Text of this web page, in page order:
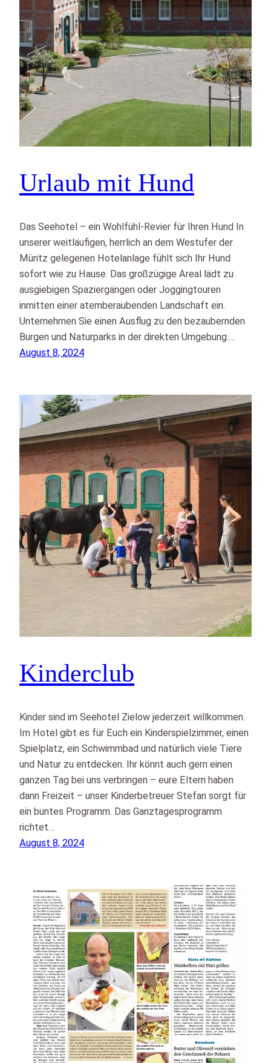
Urlaub mit Hund
Das Seehotel – ein Wohlfühl-Revier für Ihren Hund In
unserer weitläufigen, herrlich an dem Westufer der
Müritz gelegenen Hotelanlage fühlt sich Ihr Hund
sofort wie zu Hause. Das großzügige Areal lädt zu
ausgiebigen Spaziergängen oder Joggingtouren
inmitten einer atemberaubenden Landschaft ein.
Unternehmen Sie einen Ausflug zu den bezaubernden
Burgen und Naturparks in der direkten Umgebung.…
August 8, 2024
Kinderclub
Kinder sind im Seehotel Zielow jederzeit willkommen.
Im Hotel gibt es für Euch ein Kinderspielzimmer, einen
Spielplatz, ein Schwimmbad und natürlich viele Tiere
und Natur zu entdecken. Ihr könnt auch gern einen
ganzen Tag bei uns verbringen – eure Eltern haben
dann Freizeit – unser Kinderbetreuer Stefan sorgt für
ein buntes Programm. Das Ganztagesprogramm
richtet…
August 8, 2024